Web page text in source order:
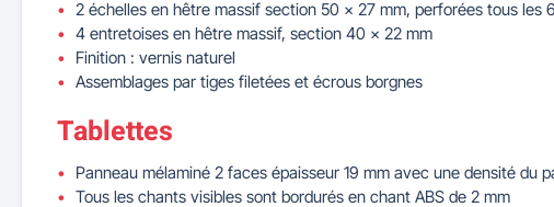
2 échelles en hêtre massif section 50 x 27 mm, perforées tous
4 entretoises en hêtre massif, section 40 x 22 mm
Finition : vernis naturel
Assemblages par tiges filetées et écrous borgnes
Tablettes
Panneau mélaminé 2 faces épaisseur 19 mm avec une densité du
Tous les chants visibles sont bordurés en chant ABS de 2 mm